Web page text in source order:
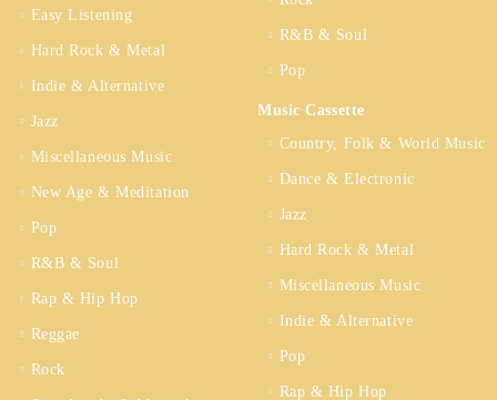
Easy Listening
Hard Rock & Metal
Indie & Alternative
Jazz
Miscellaneous Music
New Age & Meditation
Pop
R&B & Soul
Rap & Hip Hop
Reggae
Rock
R&B & Soul
Pop
Music Cassette
Country, Folk & World Music
Dance & Electronic
Jazz
Hard Rock & Metal
Miscellaneous Music
Indie & Alternative
Pop
Rap & Hip Hop